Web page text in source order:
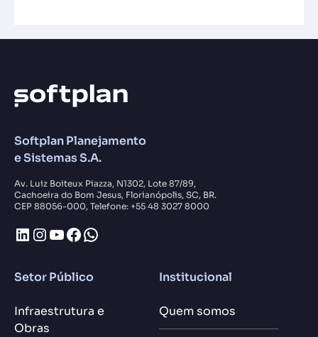
Softplan Planejamento
e Sistemas S.A.
Av. Luiz Boiteux Piazza, N1302, Lote 87/89,
Cachoeira do Bom Jesus, Florianópolis, SC, BR.
CEP 88056-000, Telefone: +55 48 3027 8000
LinkedIn
Instagram
Youtube
Facebook
WhatsApp
Setor Público
Infraestrutura e
Obras
Institucional
Quem somos